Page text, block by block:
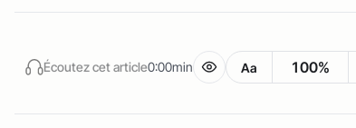
Écoutez cet article0:00min Aa 100%